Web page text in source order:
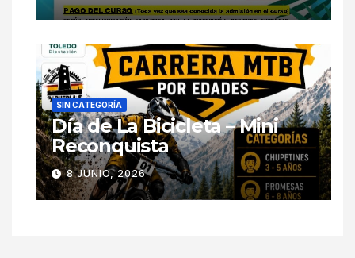
SIN CATEGORÍA
Día de La Bicicleta – Mini
Reconquista
8 JUNIO, 2026